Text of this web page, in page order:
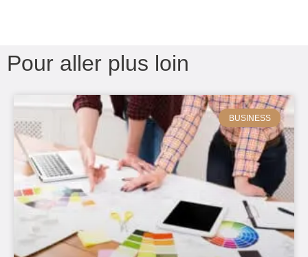
Pour aller plus loin
BUSINESS